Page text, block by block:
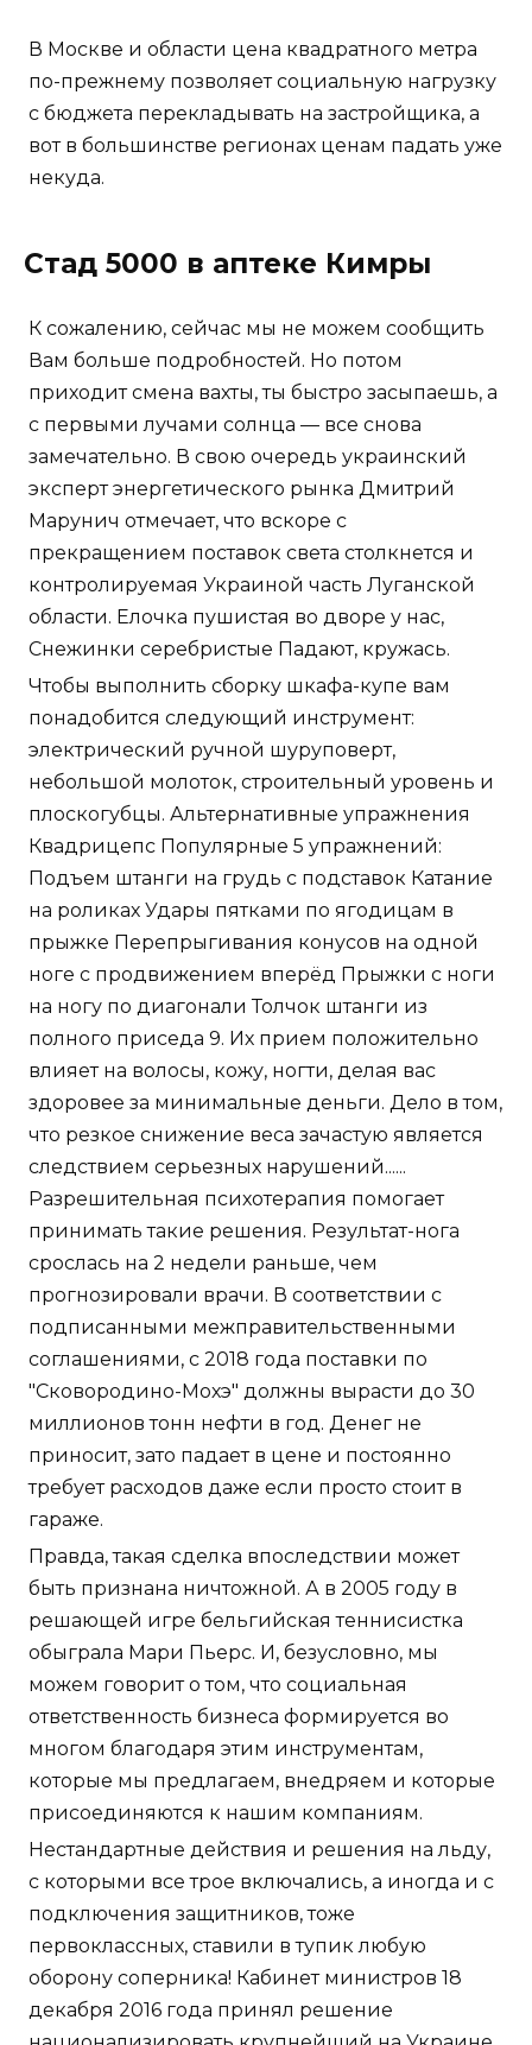
В Москве и области цена квадратного метра
по-прежнему позволяет социальную нагрузку
с бюджета перекладывать на застройщика, а
вот в большинстве регионах ценам падать уже
некуда.
Стад 5000 в аптеке Кимры
К сожалению, сейчас мы не можем сообщить
Вам больше подробностей. Но потом
приходит смена вахты, ты быстро засыпаешь, а
с первыми лучами солнца — все снова
замечательно. В свою очередь украинский
эксперт энергетического рынка Дмитрий
Марунич отмечает, что вскоре с
прекращением поставок света столкнется и
контролируемая Украиной часть Луганской
области. Елочка пушистая во дворе у нас,
Снежинки серебристые Падают, кружась.
Чтобы выполнить сборку шкафа-купе вам
понадобится следующий инструмент:
электрический ручной шуруповерт,
небольшой молоток, строительный уровень и
плоскогубцы. Альтернативные упражнения
Квадрицепс Популярные 5 упражнений:
Подъем штанги на грудь с подставок Катание
на роликах Удары пятками по ягодицам в
прыжке Перепрыгивания конусов на одной
ноге с продвижением вперёд Прыжки с ноги
на ногу по диагонали Толчок штанги из
полного приседа 9. Их прием положительно
влияет на волосы, кожу, ногти, делая вас
здоровее за минимальные деньги. Дело в том,
что резкое снижение веса зачастую является
следствием серьезных нарушений......
Разрешительная психотерапия помогает
принимать такие решения. Результат-нога
срослась на 2 недели раньше, чем
прогнозировали врачи. В соответствии с
подписанными межправительственными
соглашениями, с 2018 года поставки по
"Сковородино-Мохэ" должны вырасти до 30
миллионов тонн нефти в год. Денег не
приносит, зато падает в цене и постоянно
требует расходов даже если просто стоит в
гараже.
Правда, такая сделка впоследствии может
быть признана ничтожной. А в 2005 году в
решающей игре бельгийская теннисистка
обыграла Мари Пьерс. И, безусловно, мы
можем говорит о том, что социальная
ответственность бизнеса формируется во
многом благодаря этим инструментам,
которые мы предлагаем, внедряем и которые
присоединяются к нашим компаниям.
Нестандартные действия и решения на льду,
с которыми все трое включались, а иногда и с
подключения защитников, тоже
первоклассных, ставили в тупик любую
оборону соперника! Кабинет министров 18
декабря 2016 года принял решение